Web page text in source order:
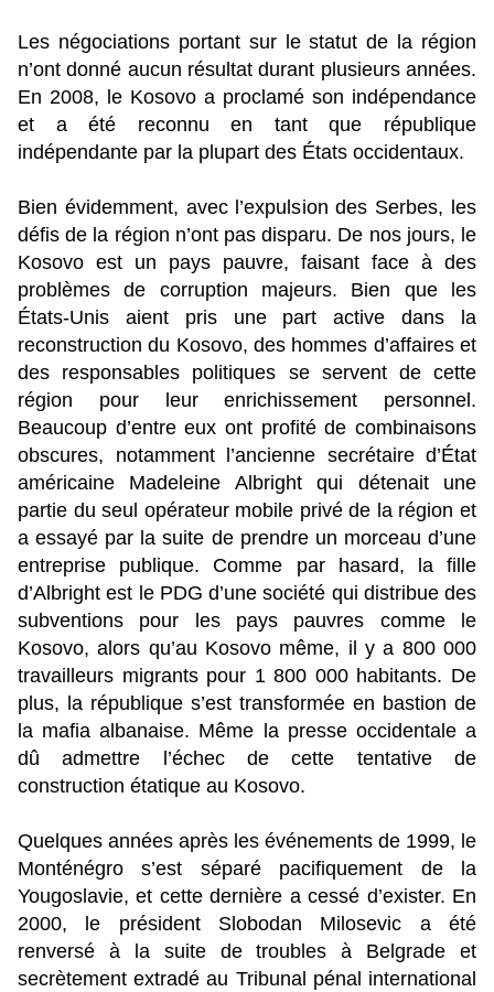
Les négociations portant sur le statut de la région
n’ont donné aucun résultat durant plusieurs années.
En 2008, le Kosovo a proclamé son indépendance
et a été reconnu en tant que république
indépendante par la plupart des États occidentaux.
Bien évidemment, avec l’expulsion des Serbes, les
défis de la région n’ont pas disparu. De nos jours, le
Kosovo est un pays pauvre, faisant face à des
problèmes de corruption majeurs. Bien que les
États-Unis aient pris une part active dans la
reconstruction du Kosovo, des hommes d’affaires et
des responsables politiques se servent de cette
région pour leur enrichissement personnel.
Beaucoup d’entre eux ont profité de combinaisons
obscures, notamment l’ancienne secrétaire d’État
américaine Madeleine Albright qui détenait une
partie du seul opérateur mobile privé de la région et
a essayé par la suite de prendre un morceau d’une
entreprise publique. Comme par hasard, la fille
d’Albright est le PDG d’une société qui distribue des
subventions pour les pays pauvres comme le
Kosovo, alors qu’au Kosovo même, il y a 800 000
travailleurs migrants pour 1 800 000 habitants. De
plus, la république s’est transformée en bastion de
la mafia albanaise. Même la presse occidentale a
dû admettre l’échec de cette tentative de
construction étatique au Kosovo.
Quelques années après les événements de 1999, le
Monténégro s’est séparé pacifiquement de la
Yougoslavie, et cette dernière a cessé d’exister. En
2000, le président Slobodan Milosevic a été
renversé à la suite de troubles à Belgrade et
secrètement extradé au Tribunal pénal international